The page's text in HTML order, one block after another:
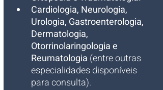
Cardiologia, Neurologia,
Urologia, Gastroenterologia,
Dermatologia,
Otorrinolaringologia e
Reumatologia (entre outras
especialidades disponíveis
para consulta).